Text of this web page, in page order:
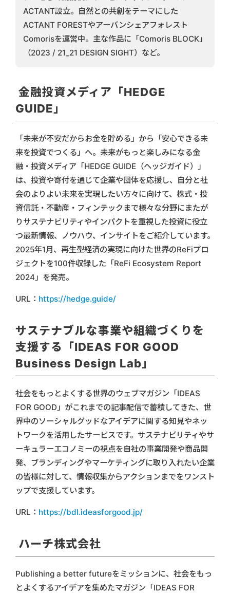
ACTANT設立。自然との共創をテーマにした
ACTANT FORESTやアーバンシェアフォレスト
Comorisを運営中。主な作品に「Comoris BLOCK」
（2023 / 21_21 DESIGN SIGHT）など。
金融投資メディア「HEDGE
GUIDE」
「未来が不安だからお金を貯める」から「安心できる未
来を投資でつくる」へ。未来がもっと楽しみになる金
融・投資メディア「HEDGE GUIDE（ヘッジガイド）」
は、投資や寄付を通じて企業や団体を応援し、自分と社
会のよりよい未来を実現したい方々に向けて、株式・投
資信託・不動産・フィンテックまで様々な分野にまたが
りサステナビリティやインパクトを重視した投資に役立
つ最新情報、ノウハウ、インサイトをご紹介しています。
2025年1月、再生型経済の実現に向けた世界のReFiプロ
ジェクトを100件収録した「ReFi Ecosystem Report
2024」を発売。
URL： https://hedge.guide/
サステナブルな事業や組織づくりを
支援する「IDEAS FOR GOOD
Business Design Lab」
社会をもっとよくする世界のウェブマガジン「IDEAS
FOR GOOD」がこれまでの記事配信で蓄積してきた、世
界中のソーシャルグッドなアイデアに関する知見やネッ
トワークを活用したサービスです。サステナビリティやサ
ーキュラーエコノミーの視点を自社の事業開発や商品開
発、ブランディングやマーケティングに取り入れたい企業
の皆様に対して、情報収集からアクションまでをワンスト
ップで支援しています。
URL： https://bdl.ideasforgood.jp/
ハーチ株式会社
Publishing a better futureをミッションに、社会をもっ
とよくするアイデアを集めたマガジン「IDEAS FOR